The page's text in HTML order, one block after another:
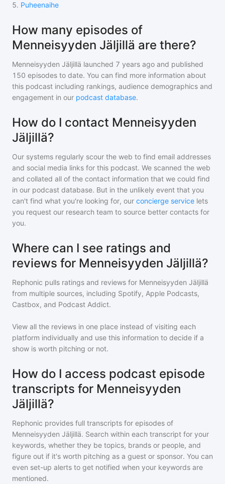
5. Puheenaihe
How many episodes of
Menneisyyden Jäljillä are there?
Menneisyyden Jäljillä launched 7 years ago and published
150 episodes to date. You can find more information about
this podcast including rankings, audience demographics and
engagement in our podcast database.
How do I contact Menneisyyden
Jäljillä?
Our systems regularly scour the web to find email addresses
and social media links for this podcast. We scanned the web
and collated all of the contact information that we could find
in our podcast database. But in the unlikely event that you
can't find what you're looking for, our concierge service lets
you request our research team to source better contacts for
you.
Where can I see ratings and
reviews for Menneisyyden Jäljillä?
Rephonic pulls ratings and reviews for Menneisyyden Jäljillä
from multiple sources, including Spotify, Apple Podcasts,
Castbox, and Podcast Addict.
View all the reviews in one place instead of visiting each
platform individually and use this information to decide if a
show is worth pitching or not.
How do I access podcast episode
transcripts for Menneisyyden
Jäljillä?
Rephonic provides full transcripts for episodes of
Menneisyyden Jäljillä. Search within each transcript for your
keywords, whether they be topics, brands or people, and
figure out if it's worth pitching as a guest or sponsor. You can
even set-up alerts to get notified when your keywords are
mentioned.